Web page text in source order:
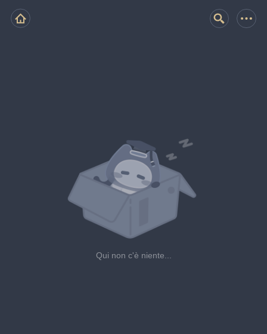
Qui non c'è niente...